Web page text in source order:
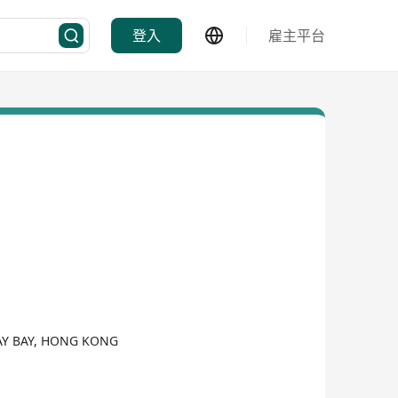
登入 雇主平台
BAY, HONG KONG